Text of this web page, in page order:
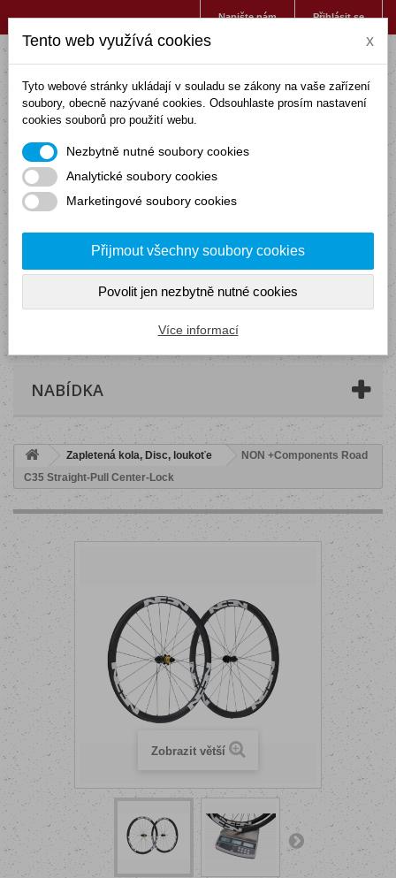
Přihlásit se
Napište nám
(prázdný)
NABÍDKA
Zapletená kola, Disc, loukoťe
NON +Components Road
C35 Straight-Pull Center-Lock
Zobrazit větší
Tento web využívá cookies x
Tyto webové stránky ukládají v souladu se zákony na vaše zařízení
soubory, obecně nazývané cookies. Odsouhlaste prosím nastavení
cookies souborů pro použití webu.
Nezbytně nutné soubory cookies
Analytické soubory cookies
Marketingové soubory cookies
Přijmout všechny soubory cookies
Povolit jen nezbytně nutné cookies
Více informací